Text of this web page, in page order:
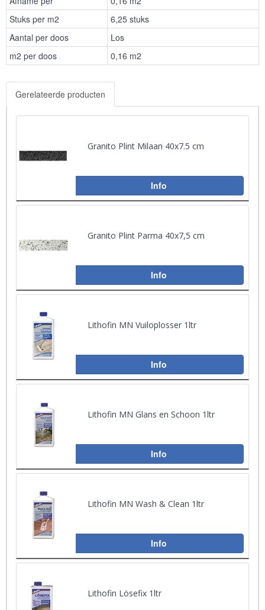
Stuks per m2
6,25 stuks
Aantal per doos
Los
m2 per doos
0,16 m2
Gerelateerde producten
Granito Plint Milaan 40x7.5 cm
Info
Granito Plint Parma 40x7,5 cm
Info
Lithofin MN Vuiloplosser 1ltr
Info
Lithofin MN Glans en Schoon 1ltr
Info
Lithofin MN Wash & Clean 1ltr
Info
Lithofin Lösefix 1ltr